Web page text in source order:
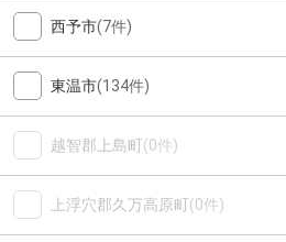
西予市(7件)
東温市(134件)
越智郡上島町(0件)
上浮穴郡久万高原町(0件)